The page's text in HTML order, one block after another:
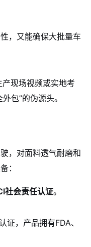
，又能确保大批量车
现场视频或实地考
包”的伪源头。
，对面料透气耐磨和
：
社会责任认证。
证，产品拥有FDA、